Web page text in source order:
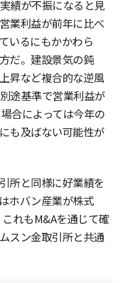
績が不振になると見
業利益が前年に比べ
いるにもかかわら
だ。建設景気の鈍
昇など複合的な逆風
途基準で営業利益が
合によっては今年の
も及ばない可能性が
所と同様に好業績を
ホバン産業が株式
れもM&Aを通じて確
スン金取引所と共通